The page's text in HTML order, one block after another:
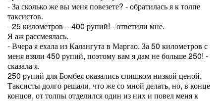
- За сколько же вы меня повезете? - обратилась я к толпе
таксистов.
- 25 километров – 400 рупий! - ответили мне.
Я аж рассмеялась.
- Вчера я ехала из Калангута в Маргао. За 50 километров с
меня взяли 450 рупий, поэтому вам я дам не больше 250! -
сказала я.
250 рупий для Бомбея оказались слишком низкой ценой.
Таксисты долго решали, что же со мной делать, но, в конце
концов, от толпы отделился один из них и повел меня к